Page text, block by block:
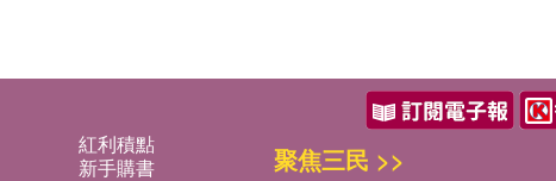
紅利積點
新手購書
聚焦三民 >>